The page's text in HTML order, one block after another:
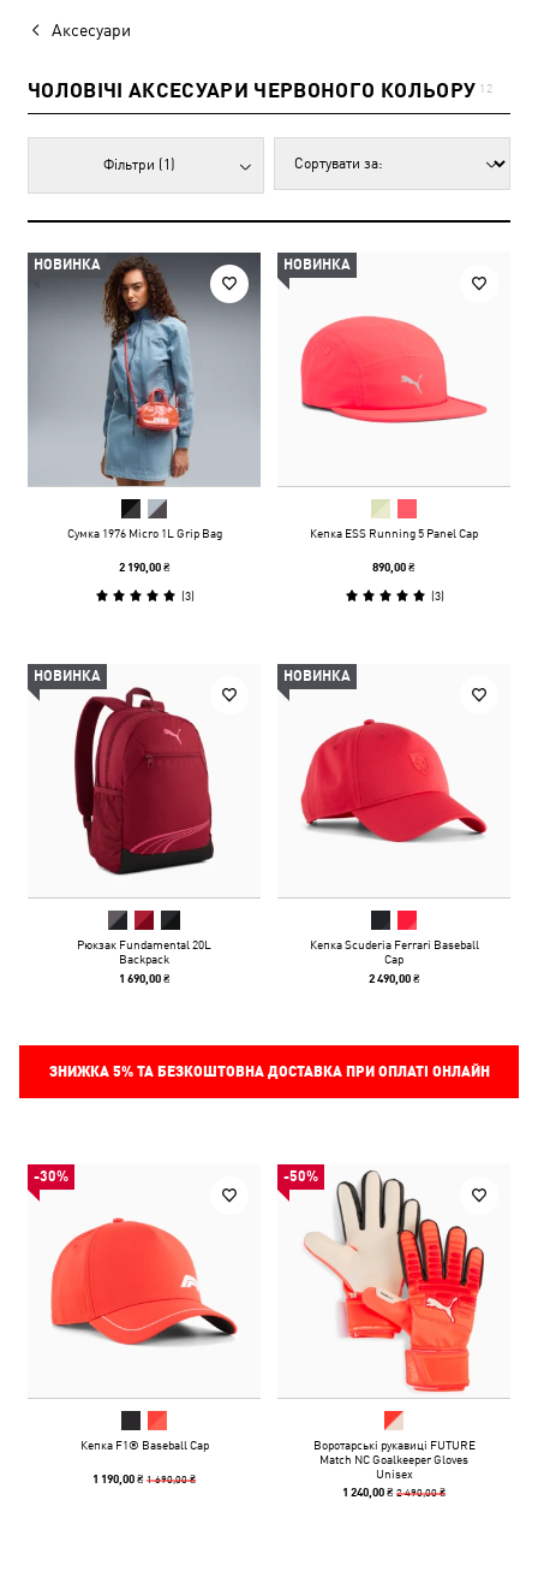
Аксесуари
ЧОЛОВІЧІ АКСЕСУАРИ ЧЕРВОНОГО КОЛЬОРУ 12
Фільтри (1)
НОВИНКА
Сумка 1976 Micro 1L Grip Bag
2 190,00 ₴
(3)
НОВИНКА
Кепка ESS Running 5 Panel Cap
890,00 ₴
(3)
НОВИНКА
Рюкзак Fundamental 20L
Backpack
1 690,00 ₴
НОВИНКА
Кепка Scuderia Ferrari Baseball
Cap
2 490,00 ₴
ЗНИЖКА 5%ТА БЕЗКОШТОВНА ДОСТАВКА ПРИ ОПЛАТІ ОНЛАЙН
-30%
Кепка F1® Baseball Cap
1 190,00 ₴1 690,00 ₴
-50%
Воротарські рукавиці FUTURE
Match NC Goalkeeper Gloves
Unisex
1 240,00 ₴2 490,00 ₴